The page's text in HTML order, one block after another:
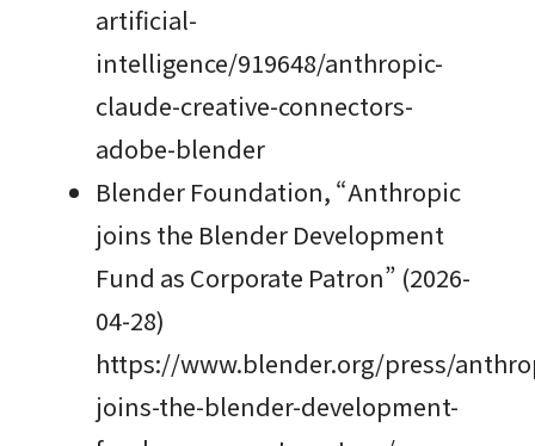
artificial-
intelligence/919648/anthropic-
claude-creative-connectors-
adobe-blender
Blender Foundation, “Anthropic
joins the Blender Development
Fund as Corporate Patron” (2026-
04-28)
https://www.blender.org/press/
joins-the-blender-development-